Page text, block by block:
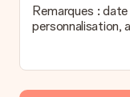
Remarques :
personnalisation,